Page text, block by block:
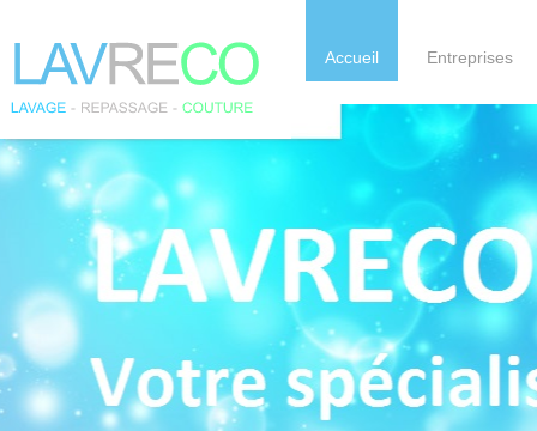
Accueil Entreprises